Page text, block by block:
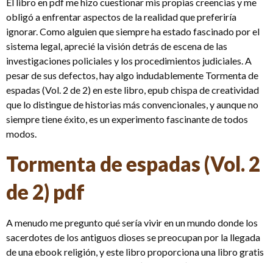
obligó a enfrentar aspectos de la realidad que preferiría
ignorar. Como alguien que siempre ha estado fascinado por el
sistema legal, aprecié la visión detrás de escena de las
investigaciones policiales y los procedimientos judiciales. A
pesar de sus defectos, hay algo indudablemente Tormenta de
espadas (Vol. 2 de 2) en este libro, epub chispa de creatividad
que lo distingue de historias más convencionales, y aunque no
siempre tiene éxito, es un experimento fascinante de todos
modos.
Tormenta de espadas (Vol. 2
de 2) pdf
A menudo me pregunto qué sería vivir en un mundo donde los
sacerdotes de los antiguos dioses se preocupan por la llegada
de una ebook religión, y este libro proporciona una libro gratis